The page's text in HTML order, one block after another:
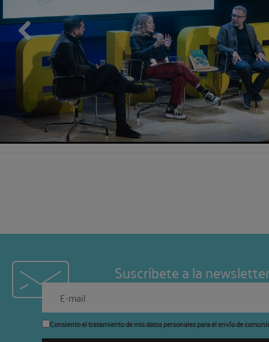
Previous
Suscríbete a la
Consiento el tratamiento de mis datos personales para el envío de